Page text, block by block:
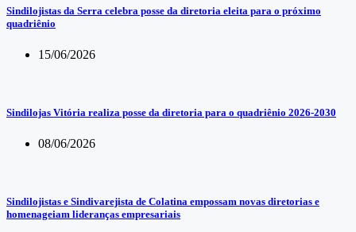
Sindilojistas da Serra celebra posse da diretoria eleita para o próximo
quadriênio
15/06/2026
Sindilojas Vitória realiza posse da diretoria para o quadriênio 2026-2030
08/06/2026
Sindilojistas e Sindivarejista de Colatina empossam novas diretorias e
homenageiam lideranças empresariais